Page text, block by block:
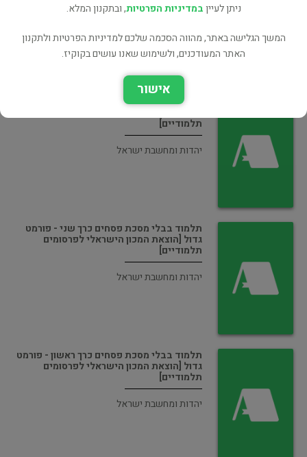
תלמוד בבלי מסכת שבת כרך ראשון - פורמט
תלמודיים]
יהדות ומחשבת ישראל
תלמוד בבלי מסכת פסחים כרך שני - פורמט
גדול [הוצאת המכון הישראלי לפרסומים
תלמודיים]
יהדות ומחשבת ישראל
תלמוד בבלי מסכת פסחים כרך ראשון - פורמט
גדול [הוצאת המכון הישראלי לפרסומים
תלמודיים]
יהדות ומחשבת ישראל
ניתן לעייןבמדיניות הפרטיות, ובתקנון המלא.
המשך הגלישה באתר, מהווה הסכמה שלכם למדיניות הפרטיות ולתקנון
האתר המעודכנים, ולשימוש שאנו עושים בקוקיז.
אישור